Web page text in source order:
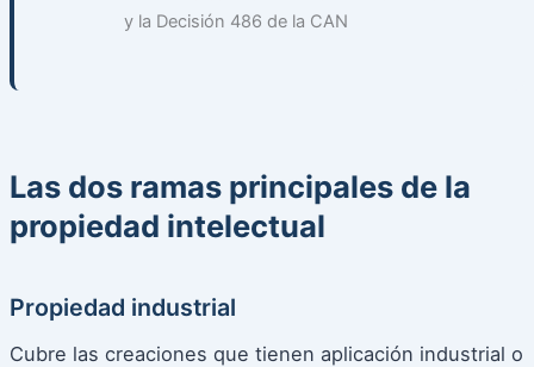
y la Decisión 486 de la CAN
Las dos ramas principales de la
propiedad intelectual
Propiedad industrial
Cubre las creaciones que tienen aplicación industrial o